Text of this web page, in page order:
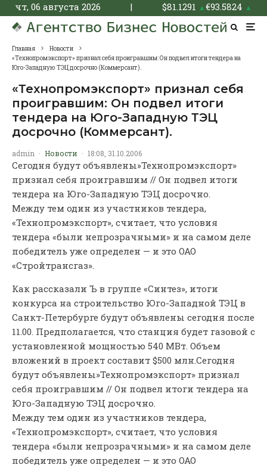
чт, 06 августа 2026 | $81.1291 ▲€93.5824 ▲
Главная
Новости
«Технопромэкспорт» признал себя проигравшим: Он подвел итоги тендера на
Юго-Западную ТЭЦ досрочно (Коммерсант).
«Технопромэкспорт» признал себя
проигравшим: Он подвел итоги
тендера на Юго-Западную ТЭЦ
досрочно (Коммерсант).
admin · Новости · 18:08, 31.10.2006
Сегодня будут объявлены»Технопромэкспорт»
признал себя проигравшим // Он подвел итоги
тендера на Юго-Западную ТЭЦ досрочно.
Между тем один из участников тендера,
«Технопромэкспорт», считает, что условия
тендера «были непрозрачными» и на самом деле
победитель уже определен — и это ОАО
«Стройтрансгаз».
Как рассказали Ъ в группе «Синтез», итоги
конкурса на строительство Юго-Западной ТЭЦ в
Санкт-Петербурге будут объявлены сегодня после
11.00. Предполагается, что станция будет газовой с
установленной мощностью 540 МВт. Объем
вложений в проект составит $500 млн. Сегодня
будут объявлены»Технопромэкспорт» признал
себя проигравшим // Он подвел итоги тендера на
Юго-Западную ТЭЦ досрочно.
Между тем один из участников тендера,
«Технопромэкспорт», считает, что условия
тендера «были непрозрачными» и на самом деле
победитель уже определен — и это ОАО